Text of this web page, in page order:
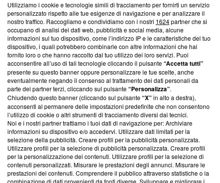
Questa sezione offre informazioni trasparenti su Blasting
News, sui nostri processi editoriali e su come ci impegniamo a
creare news di qualità. Inoltre, afferma la nostra aderenza a
‘Trust Project - News with Integrity’Blasting News non è
ancora membro del programma, ma ha richiesto di farne
parte; Trust Project non ha ancora effettuato una verifica di
conformità agli standard.
Su di noi
Team editoriale
Corporate
Redazione
Informativa Privacy
Cookie Policy
Utilizziamo i cookie e tecnologie simili di tracciamento per fornirti un servizio
personalizzato rispetto alle tue esigenze di navigazione e per analizzare il
nostro traffico. Raccogliamo e condividiamo con i nostri 1624partner che si
occupano di analisi dei dati web, pubblicità e social media, alcune
informazioni sul tuo dispositivo, come l’indirizzo IP e le caratteristiche del tuo
dispositivo, i quali potrebbero combinarle con altre informazioni che hai
fornito loro o che hanno raccolto dal tuo utilizzo dei loro servizi. Puoi
acconsentire all’uso di tali tecnologie cliccando il pulsante“Accetta tutti”
presente su questo banner oppure personalizzare le tue scelte, anche
eventualmente negando il consenso al trattamento dei dati personali da
parte dei partner terzi, cliccando sul pulsante“Personalizza”.
Chiudendo questo banner (cliccando sul pulsante“X”in alto a destra),
acconsenti al permanere delle impostazioni predefinite che non consentono
l’utilizzo di cookie o altri strumenti di tracciamento diversi dai tecnici.
Noi e i nostri partner trattiamo i tuoi dati di navigazione per: Archiviare
informazioni su dispositivo e/o accedervi. Utilizzare dati limitati per la
selezione della pubblicità. Creare profili per la pubblicità personalizzata.
Utilizzare profili per la selezione di pubblicità personalizzata. Creare profili
per la personalizzazione dei contenuti. Utilizzare profili per la selezione di
contenuti personalizzati. Misurare le prestazioni degli annunci. Misurare le
prestazioni dei contenuti. Comprendere il pubblico attraverso statistiche o la
combinazione di dati provenienti da fonti diverse. Sviluppare e migliorare i